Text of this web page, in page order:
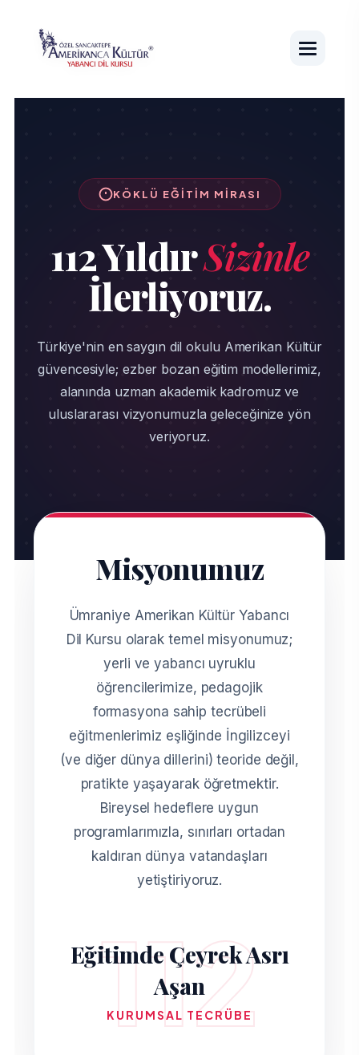
KÖKLÜ EĞITIM MIRASI
112 YıldırSizinle
İlerliyoruz.
Türkiye'nin en saygın dil okulu Amerikan Kültür
güvencesiyle; ezber bozan eğitim modellerimiz,
alanında uzman akademik kadromuz ve
uluslararası vizyonumuzla geleceğinize yön
veriyoruz.
Misyonumuz
Ümraniye Amerikan Kültür Yabancı
Dil Kursu olarak temel misyonumuz;
yerli ve yabancı uyruklu
öğrencilerimize, pedagojik
formasyona sahip tecrübeli
eğitmenlerimiz eşliğinde İngilizceyi
(ve diğer dünya dillerini) teoride değil,
pratikte yaşayarak öğretmektir.
Bireysel hedeflere uygun
programlarımızla, sınırları ortadan
kaldıran dünya vatandaşları
yetiştiriyoruz.
112
Eğitimde Çeyrek Asrı
Aşan
KURUMSAL TECRÜBE